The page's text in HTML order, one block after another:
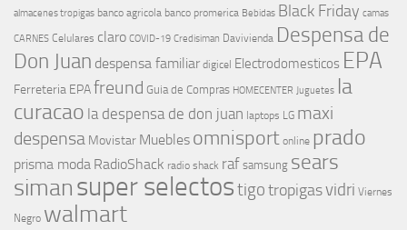
almacenes tropigas banco agricola banco promerica Bebidas Black Friday camas
CARNES Celulares claro COVID-19 Credisiman Davivienda Despensa de
Don Juan despensa familiar digicel Electrodomesticos EPA
Ferreteria EPAfreund Guia de Compras HOMECENTER Juguetes la
curacao la despensa de don juan laptops LG maxi
despensa Movistar Muebles omnisport online prado
prisma moda RadioShack radio shack raf samsung sears
simansuper selectostigotropigasvidri Viernes
Negro walmart